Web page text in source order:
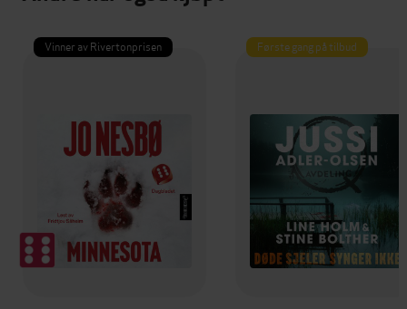
Vinner av Rivertonprisen Første gang på tilbud